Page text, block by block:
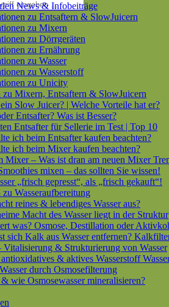
News & Infobeiträge
zu Entsaftern & SlowJuicern
zu Mixern
zu Dörrgeräten
zu Ernährung
zu Wasser
zu Wasserstoff
zu Unicity
zu Mixern, Entsaftern & SlowJuicern
Slow Juicer? | Welche Vorteile hat er?
Entsafter? Was ist Besser?
Entsafter für Sellerie im Test | Top 10
ich beim Entsafter kaufen beachten?
ich beim Mixer kaufen beachten?
Mixer – Was ist dran am neuen Mixer
mixen – das sollten Sie wissen!
„frisch gepresst“, als „frisch gekauft“!
Wasseraufbereitung
reines & lebendiges Wasser aus?
Macht des Wasser liegt in der Struktur
was? Osmose, Destillation oder
sich Kalk aus Wasser entfernen?
& Strukturierung von Wasser
& aktives Wasserstoff
durch Osmosefilterung
wie Osmosewasser mineralisieren?